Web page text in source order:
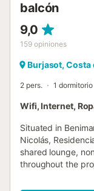
balcón
9,0
159 opiniones
Burjasot, Costa
2 pers. 1 dormitorio
Wifi, Internet,
Situated in
Nicolás,
shared lounge,
throughout the